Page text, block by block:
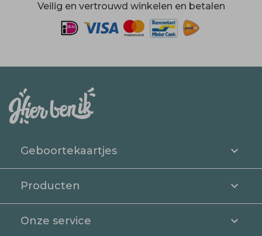
Veilig en vertrouwd winkelen en betalen
Geboortekaartjes
Producten
Onze service